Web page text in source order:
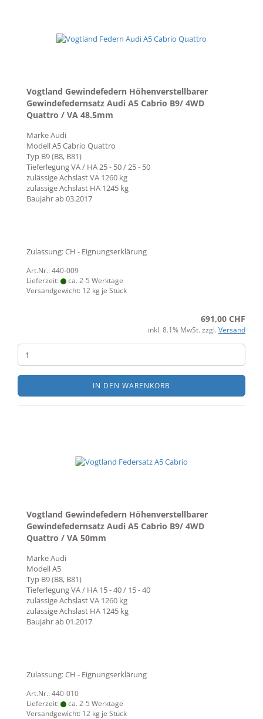
Vogtland Gewindefedern Höhenverstellbarer
Gewindefedernsatz Audi A5 Cabrio B9/ 4WD
Quattro / VA 48.5mm
MarkeAudi
ModellA5 Cabrio Quattro
Typ B9 (B8, B81)
Tieferlegung VA / HA25 - 50 / 25 - 50
zulässige Achslast VA 1260 kg
zulässige Achslast HA 1245 kg
Baujahr ab03.2017
Zulassung: CH - Eignungserklärung
Art.Nr.: 440-009
Lieferzeit:
ca. 2-5 Werktage
Versandgewicht: 12 kg je Stück
691,00 CHF
inkl. 8.1% MwSt. zzgl. Versand
IN DEN WARENKORB
Vogtland Gewindefedern Höhenverstellbarer
Gewindefedernsatz Audi A5 Cabrio B9/ 4WD
Quattro / VA 50mm
MarkeAudi
ModellA5
Typ B9 (B8, B81)
Tieferlegung VA / HA 15 - 40 / 15 - 40
zulässige Achslast VA 1260 kg
zulässige Achslast HA 1245 kg
Baujahr ab01.2017
Zulassung: CH - Eignungserklärung
Art.Nr.: 440-010
Lieferzeit:
ca. 2-5 Werktage
Versandgewicht: 12 kg je Stück